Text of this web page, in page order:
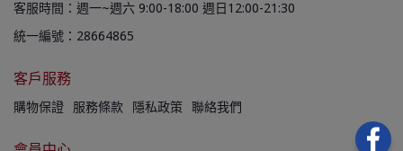
客服時間：週一~週六 9:00-18:00 週日12:00-21:30
統一編號：28664865
客戶服務
購物保證 服務條款 隱私政策 聯絡我們